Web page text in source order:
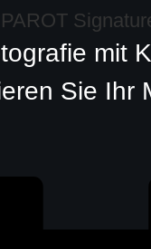
mit
Sie Ihr